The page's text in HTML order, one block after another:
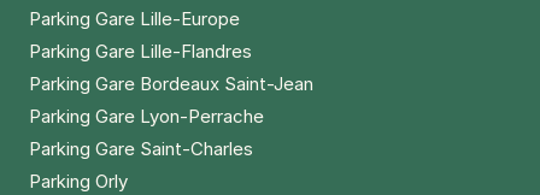
132 boulevard de Grenelle
/heure
+ Abonnements disponibles
Parking Gare Lille-Europe
Parking Gare Lille-Flandres
Parking Gare Bordeaux Saint-Jean
Parking Gare Lyon-Perrache
Parking Gare Saint-Charles
Parking Orly